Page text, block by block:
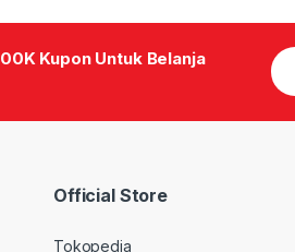
Kupon Untuk Belanja
Official Store
Tokopedia